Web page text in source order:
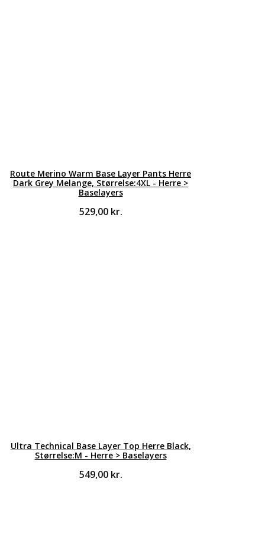
Route Merino Warm Base Layer Pants Herre
Dark Grey Melange, Størrelse:4XL - Herre >
Baselayers
529,00 kr.
Ultra Technical Base Layer Top Herre Black,
Størrelse:M - Herre > Baselayers
549,00 kr.